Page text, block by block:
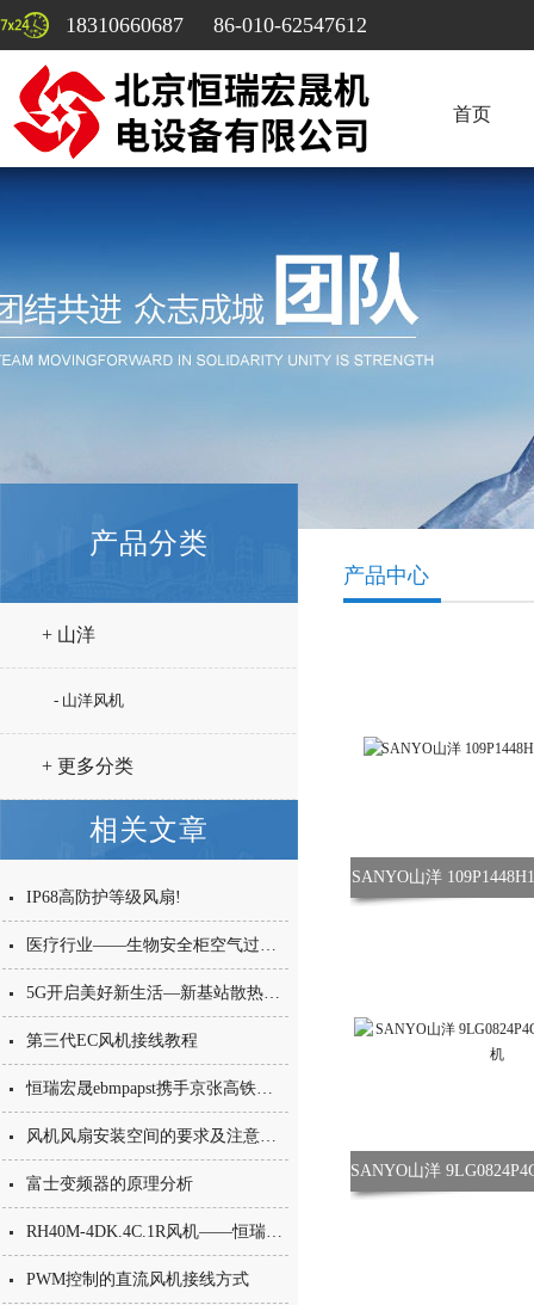
18310660687 86-010-62547612
首页
产品分类
+ 山洋
- 山洋风机
+ 更多分类
相关文章
IP68高防护等级风扇!
医疗行业——生物安全柜空气过滤秘密
5G开启美好新生活—新基站散热秘密在这里！
第三代EC风机接线教程
恒瑞宏晟ebmpapst携手京张高铁为冬奥会保驾护航！
风机风扇安装空间的要求及注意事项
富士变频器的原理分析
RH40M-4DK.4C.1R风机——恒瑞宏晟新货到了！
PWM控制的直流风机接线方式
产品中心
SANYO山洋